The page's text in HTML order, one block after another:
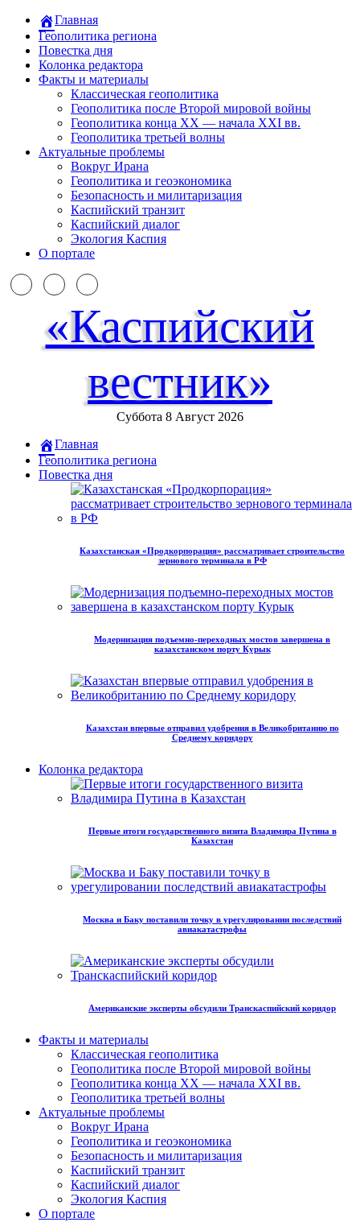
Главная
Геополитика региона
Повестка дня
Колонка редактора
Факты и материалы
Классическая геополитика
Геополитика после Второй мировой войны
Геополитика конца XX — начала XXI вв.
Геополитика третьей волны
Актуальные проблемы
Вокруг Ирана
Геополитика и геоэкономика
Безопасность и милитаризация
Каспийский транзит
Каспийский диалог
Экология Каспия
О портале
«Каспийский
вестник»
Суббота 8 Август 2026
Главная
Геополитика региона
Повестка дня
Казахстанская «Продкорпорация» рассматривает строительство
зернового терминала в РФ
Модернизация подъемно-переходных мостов завершена в
казахстанском порту Курык
Казахстан впервые отправил удобрения в Великобританию по
Среднему коридору
Колонка редактора
Первые итоги государственного визита Владимира Путина в
Казахстан
Москва и Баку поставили точку в урегулировании последствий
авиакатастрофы
Американские эксперты обсудили Транскаспийский коридор
Факты и материалы
Классическая геополитика
Геополитика после Второй мировой войны
Геополитика конца XX — начала XXI вв.
Геополитика третьей волны
Актуальные проблемы
Вокруг Ирана
Геополитика и геоэкономика
Безопасность и милитаризация
Каспийский транзит
Каспийский диалог
Экология Каспия
О портале